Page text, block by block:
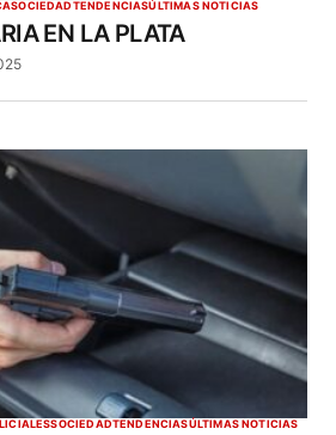
SOCIEDADTENDENCIASÚLTIMAS NOTICIAS
EN LA PLATA
SOCIEDADTENDENCIASÚLTIMAS NOTICIAS